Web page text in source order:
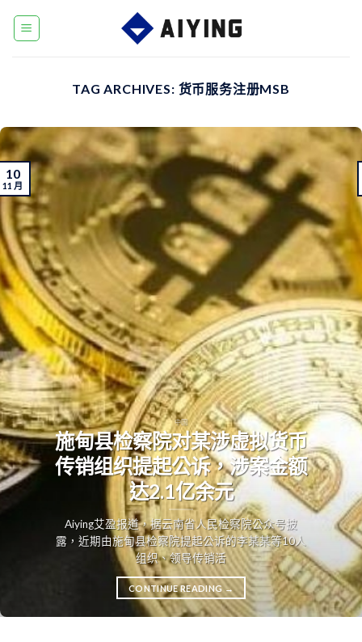
TAG ARCHIVES: 货币服务注册MSB
中国
施甸县检察院对某涉虚拟货币
传销组织提起公诉，涉案金额
达2.1亿余元
Aiying艾盈报道，据云南省人民检察院公众号披
露，近期由施甸县检察院提起公诉的李某某等10人
组织、领导传销活
CONTINUE READING→
10
11 月